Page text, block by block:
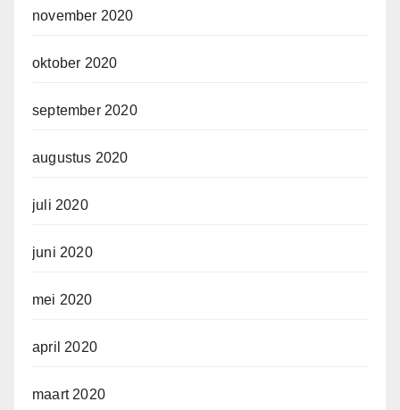
november 2020
oktober 2020
september 2020
augustus 2020
juli 2020
juni 2020
mei 2020
april 2020
maart 2020